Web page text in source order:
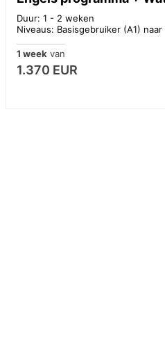
Duur: 1 - 2 weken
Niveaus: Basisgebruiker (A1)
1 week van
1.370 EUR